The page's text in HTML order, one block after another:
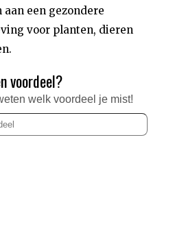
een gezondere
voor planten, dieren
voordeel?
welk voordeel je mist!